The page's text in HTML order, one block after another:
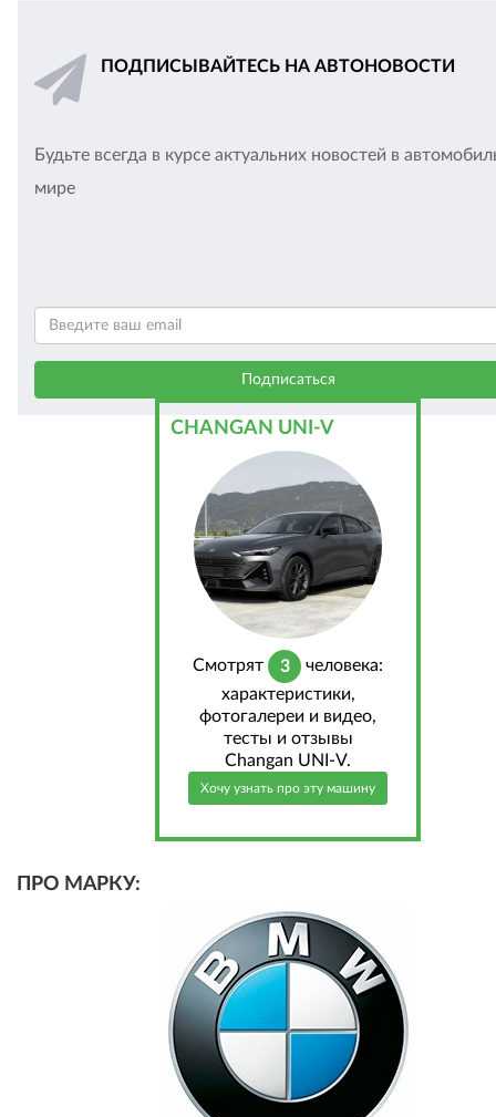
ПОДПИСЫВАЙТЕСЬ НА АВТОНОВОСТИ
Будьте всегда в курсе актуальних новостей в
мире
CHANGAN UNI-V
Cмотрят 3
человека:
характеристики,
фотогалереи и видео,
тесты и отзывы
Changan UNI-V.
Хочу узнать про эту машину
ПРО МАРКУ: